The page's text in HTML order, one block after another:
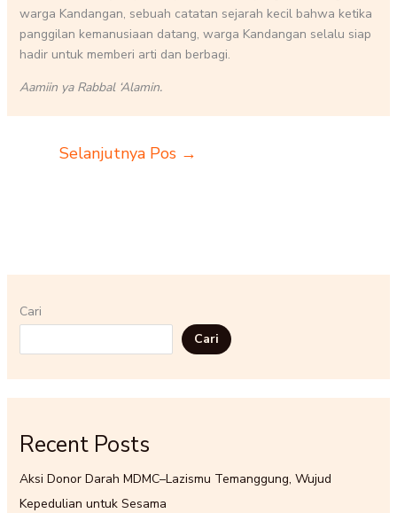
warga Kandangan, sebuah catatan sejarah kecil bahwa ketika
panggilan kemanusiaan datang, warga Kandangan selalu siap
hadir untuk memberi arti dan berbagi.
Aamiin ya Rabbal ‘Alamin.
Selanjutnya Pos →
Cari
Cari
Recent Posts
Aksi Donor Darah MDMC–Lazismu Temanggung, Wujud
Kepedulian untuk Sesama